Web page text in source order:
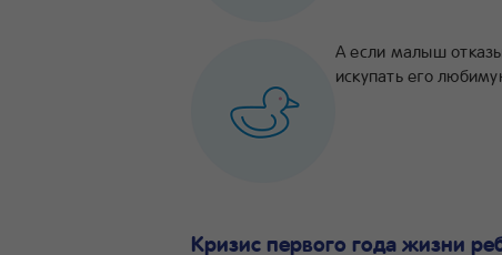
А если малыш
искупать его
Кризис первого года жизни